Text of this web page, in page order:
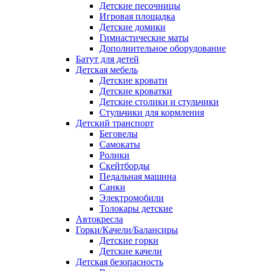
Детские песочницы
Игровая площадка
Детские домики
Гимнастические маты
Дополнительное оборудование
Батут для детей
Детская мебель
Детские кровати
Детские кроватки
Детские столики и стульчики
Стульчики для кормления
Детский транспорт
Беговелы
Самокаты
Ролики
Скейтборды
Педальная машина
Санки
Электромобили
Толокары детские
Автокресла
Горки/Качели/Балансиры
Детские горки
Детские качели
Детская безопасность